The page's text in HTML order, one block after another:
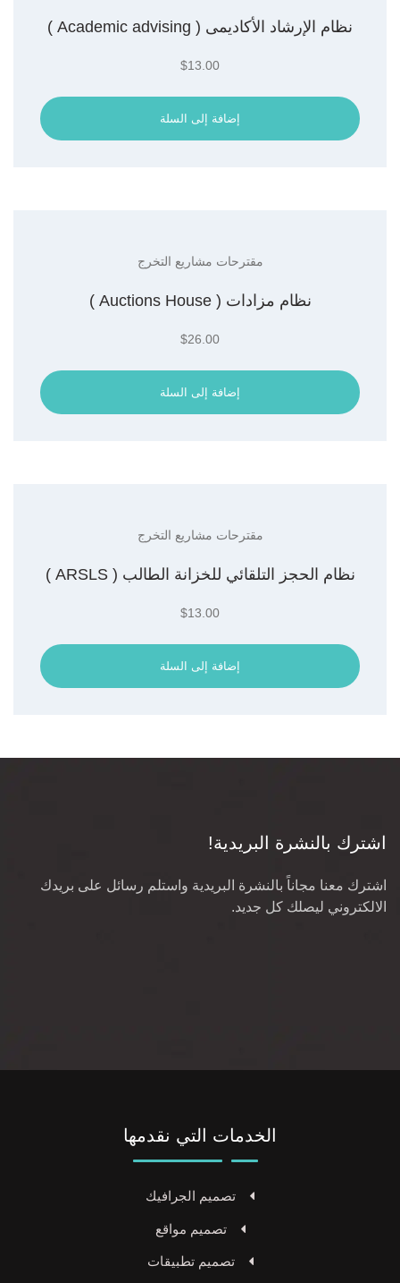
نظام الإرشاد الأكاديمى ( Academic advising )
$13.00
إضافة إلى السلة
مقترحات مشاريع التخرج
نظام مزادات ( Auctions House )
$26.00
إضافة إلى السلة
مقترحات مشاريع التخرج
نظام الحجز التلقائي للخزانة الطالب ( ARSLS )
$13.00
إضافة إلى السلة
اشترك بالنشرة البريدية!
اشترك معنا مجاناً بالنشرة البريدية واستلم رسائل على بريدك
الالكتروني ليصلك كل جديد.
الخدمات التي نقدمها
تصميم الجرافيك
تصميم مواقع
تصميم تطبيقات